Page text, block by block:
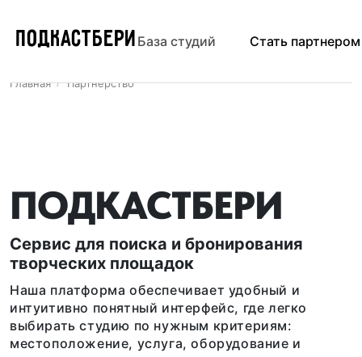
ПОДКАСТБЕРИ База студий Стать партнером
Главная Партнёрство
ПОДКАСТБЕРИ
Сервис для поиска и бронирования
творческих площадок
Наша платформа обеспечивает удобный и
интуитивно понятный интерфейс, где легко
выбирать студию по нужным критериям:
местоположение, услуга, оборудование и